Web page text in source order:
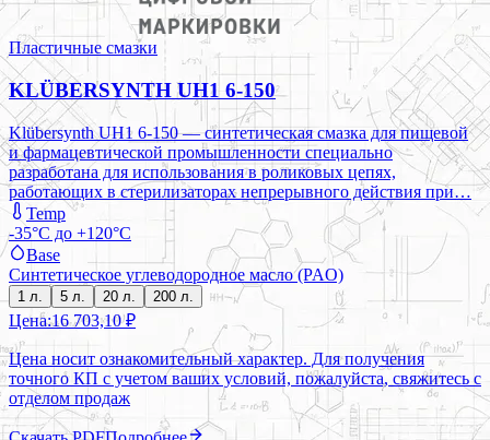
Пластичные смазки
KLÜBERSYNTH UH1 6-150
Klübersynth UH1 6-150 — синтетическая смазка для пищевой
и фармацевтической промышленности специально
разработана для использования в роликовых цепях,
работающих в стерилизаторах непрерывного действия при…
Temp
-35°C до +120°C
Base
Синтетическое углеводородное масло (PAO)
1 л. 5 л. 20 л. 200 л.
Цена:16 703,10 ₽
Цена носит ознакомительный характер. Для получения
точного КП с учетом ваших условий, пожалуйста, свяжитесь с
отделом продаж